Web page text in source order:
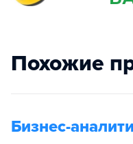
Похожие
Бизнес-